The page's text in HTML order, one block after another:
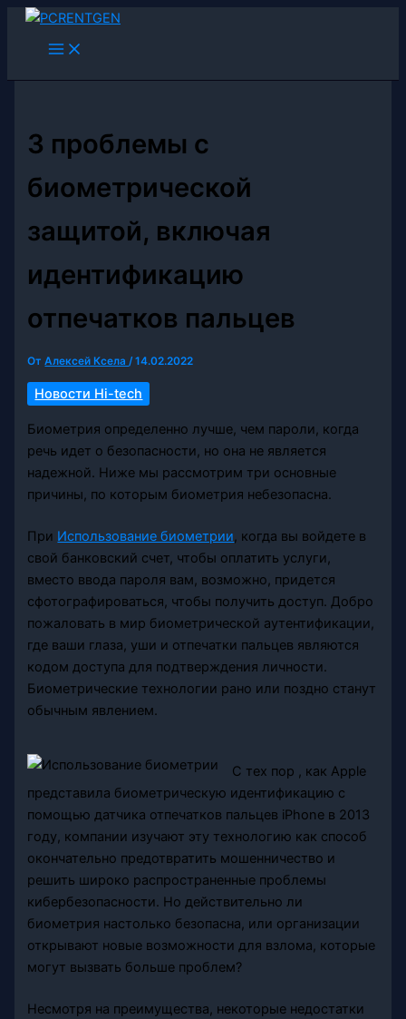
Перейти
3 проблемы с
биометрической
защитой, включая
идентификацию
отпечатков пальцев
ОтАлексей Ксела/14.02.2022
Новости Hi-tech
Биометрия определенно лучше, чем пароли, когда
речь идет о безопасности, но она не является
надежной. Ниже мы рассмотрим три основные
причины, по которым биометрия небезопасна.
При Использование биометрии , когда вы войдете в
свой банковский счет, чтобы оплатить услуги,
вместо ввода пароля вам, возможно, придется
сфотографироваться, чтобы получить доступ. Добро
пожаловать в мир биометрической аутентификации,
где ваши глаза, уши и отпечатки пальцев являются
кодом доступа для подтверждения личности.
Биометрические технологии рано или поздно станут
обычным явлением.
С тех пор , как Apple
представила биометрическую идентификацию с
помощью датчика отпечатков пальцев iPhone в 2013
году, компании изучают эту технологию как способ
окончательно предотвратить мошенничество и
решить широко распространенные проблемы
кибербезопасности. Но действительно ли
биометрия настолько безопасна, или организации
открывают новые возможности для взлома, которые
могут вызвать больше проблем?
Несмотря на преимущества, некоторые недостатки